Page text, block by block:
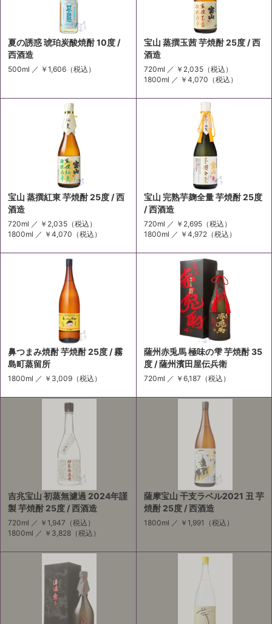
夏の誘惑 琥珀炭酸焼酎 10度 /
西酒造
500ml ／ ￥1,606 （税込）
宝山 蒸撰玉茜 芋焼酎 25度 / 西
酒造
720ml ／ ￥2,035（税込）
1800ml ／ ￥4,070 （税込）
宝山 蒸撰紅東 芋焼酎 25度 / 西
酒造
720ml ／ ￥2,035 （税込）
1800ml ／ ￥4,070 （税込）
宝山 完熟芋麹全量 芋焼酎 25度
/ 西酒造
720ml ／ ￥2,695（税込）
1800ml ／ ￥4,972（税込）
鼻つまみ焼酎 芋焼酎 25度 / 霧
島町蒸留所
1800ml ／ ￥3,009 （税込）
薩州赤兎馬 極味の雫 芋焼酎 35
度 / 薩州濱田屋伝兵衛
720ml ／ ￥6,187 （税込）
吉兆宝山 初蒸無濾過 2024年謹
製 芋焼酎 25度 / 西酒造
720ml ／ ￥1,947 （税込）
1800ml ／ ￥3,828 （税込）
薩摩宝山 干支ラベル2021 丑 芋
焼酎 25度 / 西酒造
1800ml ／ ￥1,991 （税込）